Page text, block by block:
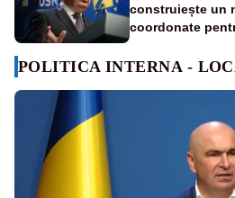
construiește un
coordonate
POLITICA INTERNA -